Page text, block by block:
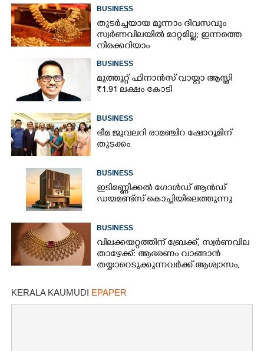
BUSINESS
തുടർച്ചയായ മൂന്നാം ദിവസവും
സ്വർണവിലയിൽ മാറ്റമില്ല; ഇന്നത്തെ
നിരക്കറിയാം
BUSINESS
മുത്തൂറ്റ് ഫിനാൻസ് വായ്പാ ആസ്തി
₹1.91 ലക്ഷം കോടി
BUSINESS
ഭീമ ജുവലറി രാമഞ്ചിറ ഷോറൂമിന്
തുടക്കം
BUSINESS
ഇടിമണ്ണിക്കൽ ഗോൾഡ് ആൻഡ്
ഡയമണ്ട്സ് കൊച്ചിയിലെത്തുന്നു
BUSINESS
വിലക്കയറ്റത്തിന് ബ്രേക്ക്, സ്വർണവില
താഴേക്ക്: ആഭരണം വാങ്ങാൻ
തയ്യാറെടുക്കുന്നവർക്ക് ആശ്വാസം,
KERALA KAUMUDI EPAPER